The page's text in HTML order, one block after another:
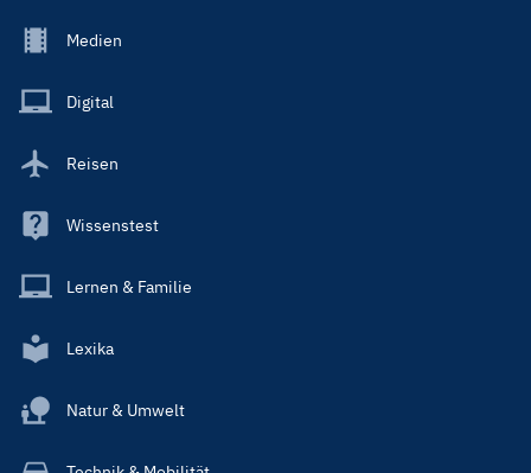
Footer
Main
Medien
Digital
Reisen
Wissenstest
Lernen & Familie
Lexika
Natur & Umwelt